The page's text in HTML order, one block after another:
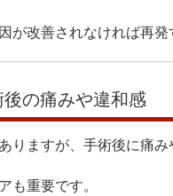
が改善されなければ再発
の痛みや違和感
りますが、手術後に痛
も重要です。